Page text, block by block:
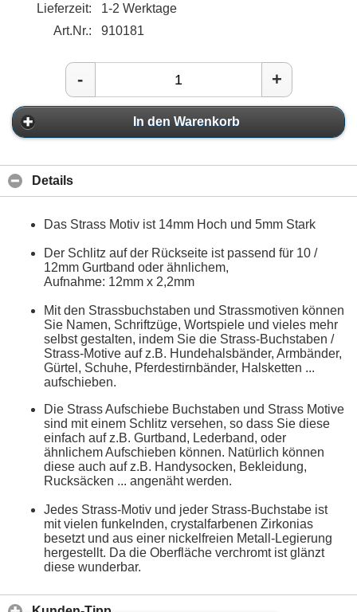
Lieferzeit:
1-2 Werktage
Art.Nr.:
910181
- +
In den Warenkorb
Details
Das Strass Motiv ist 14mm Hoch und 5mm Stark
Der Schlitz auf der Rückseite ist passend für 10 /
12mm Gurtband oder ähnlichem,
Aufnahme: 12mm x 2,2mm
Mit den Strassbuchstaben und Strassmotiven können
Sie Namen, Schriftzüge, Wortspiele und vieles mehr
selbst gestalten, indem Sie die Strass-Buchstaben /
Strass-Motive auf z.B. Hundehalsbänder, Armbänder,
Gürtel, Schuhe, Pferdestirnbänder, Halsketten ...
aufschieben.
Die Strass Aufschiebe Buchstaben und Strass Motive
sind mit einem Schlitz versehen, so dass Sie diese
einfach auf z.B. Gurtband, Lederband, oder
ähnlichem Aufschieben können. Natürlich können
diese auch auf z.B. Handysocken, Bekleidung,
Rucksäcken ... angenäht werden.
Jedes Strass-Motiv und jeder Strass-Buchstabe ist
mit vielen funkelnden, crystalfarbenen Zirkonias
besetzt und aus einer nickelfreien Metall-Legierung
hergestellt. Da die Oberfläche verchromt ist glänzt
diese wunderbar.